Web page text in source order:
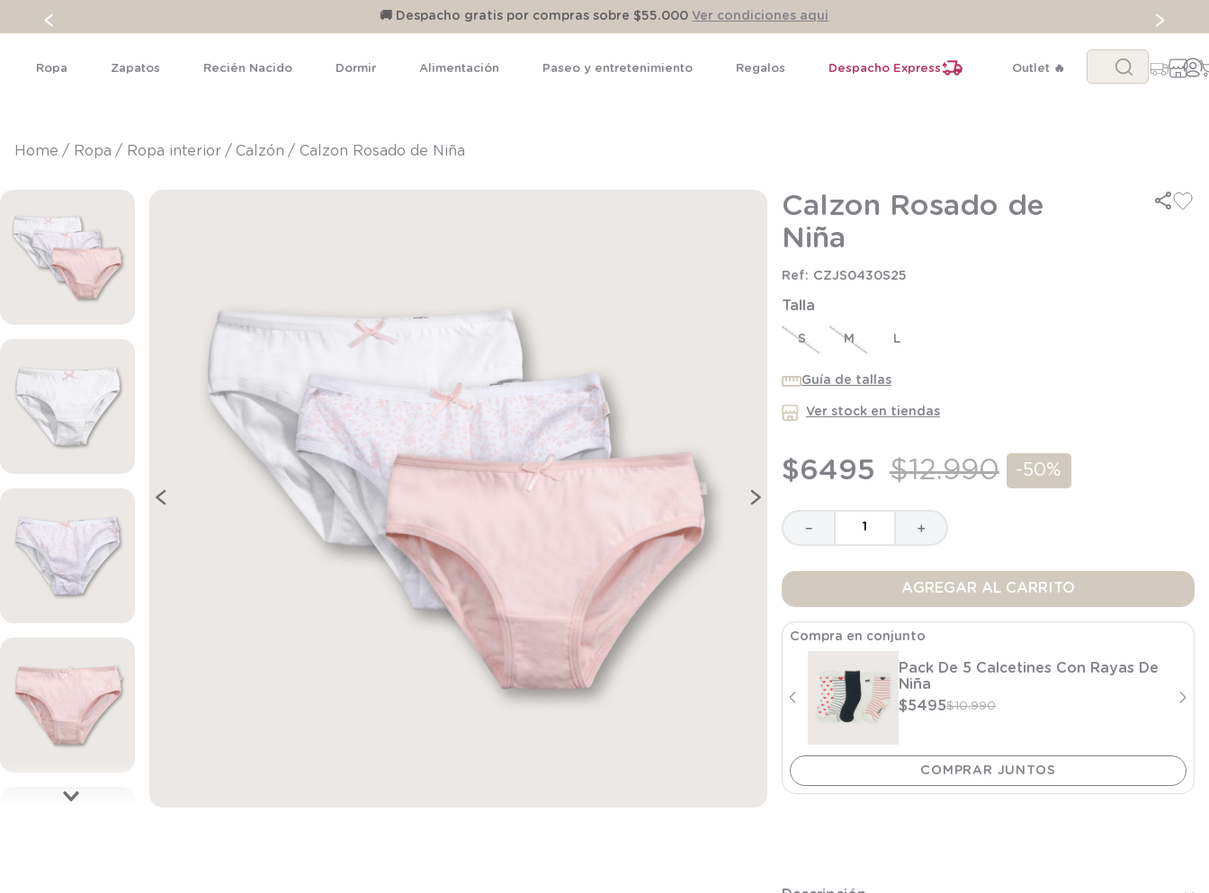
🚚 Despacho gratis por compras sobre $55.000 Ver condiciones aqui
Ropa Zapatos Recién Nacido Dormir Alimentación Paseo y entretenimiento Regalos Despacho Express Outlet 🔥
Buscar...
ropa ropa interior calzón Calzon Rosado de Niña
Calzon Rosado de
Niña
CZJS0430S25
Talla
S M L
Guía de tallas
Ver stock en tiendas
$6495 $12.990 -50%
＋
－
AGREGAR AL CARRITO
Compra en conjunto
Polera Básica Infant Niña Blanca
$3596$8990
Pack De 5 Calcetines Con Rayas De
Niña
$5495$10.990
9 .
saco dormir
10
poleron